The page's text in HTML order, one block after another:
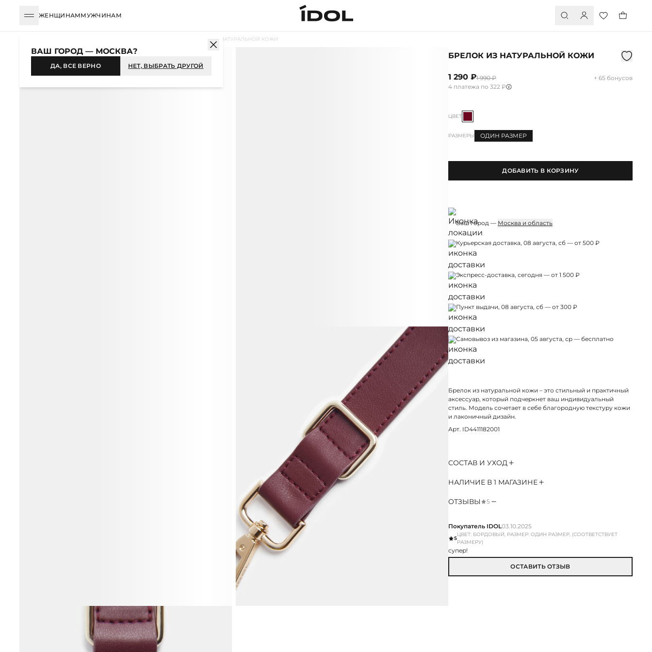
ЖЕНЩИНАММУЖЧИНАМ
БРЕЛОК ИЗ НАТУРАЛЬНОЙ КОЖИ
БРЕЛОК ИЗ НАТУРАЛЬНОЙ КОЖИ
1 290 ₽1 990 ₽
+ 65 бонусов
4 платежа по 322 ₽
ЦВЕТ
РАЗМЕРЫ ОДИН РАЗМЕР
ДОБАВИТЬ В КОРЗИНУ
Ваш город — Москва и область
Курьерская доставка, 08 августа, сб — от 500 ₽
Экспресс-доставка, сегодня — от 1 500 ₽
Пункт выдачи, 08 августа, сб — от 300 ₽
Самовывоз из магазина, 05 августа, ср — бесплатно
Брелок из натуральной кожи – это стильный и практичный
аксессуар, который подчеркнет ваш индивидуальный
стиль. Модель сочетает в себе благородную текстуру кожи
и лаконичный дизайн.
Арт. ID4411182001
СОСТАВ И УХОД
НАЛИЧИЕ В 1 МАГАЗИНЕ
ОТЗЫВЫ 5
Покупатель IDOL03.10.2025
5
ЦВЕТ: БОРДОВЫЙ, РАЗМЕР: ОДИН РАЗМЕР, (СООТВЕТСТВУЕТ
РАЗМЕРУ)
супер!
ОСТАВИТЬ ОТЗЫВ
ВАШ ГОРОД — МОСКВА?
ДА, ВСЕ ВЕРНО НЕТ, ВЫБРАТЬ ДРУГОЙ